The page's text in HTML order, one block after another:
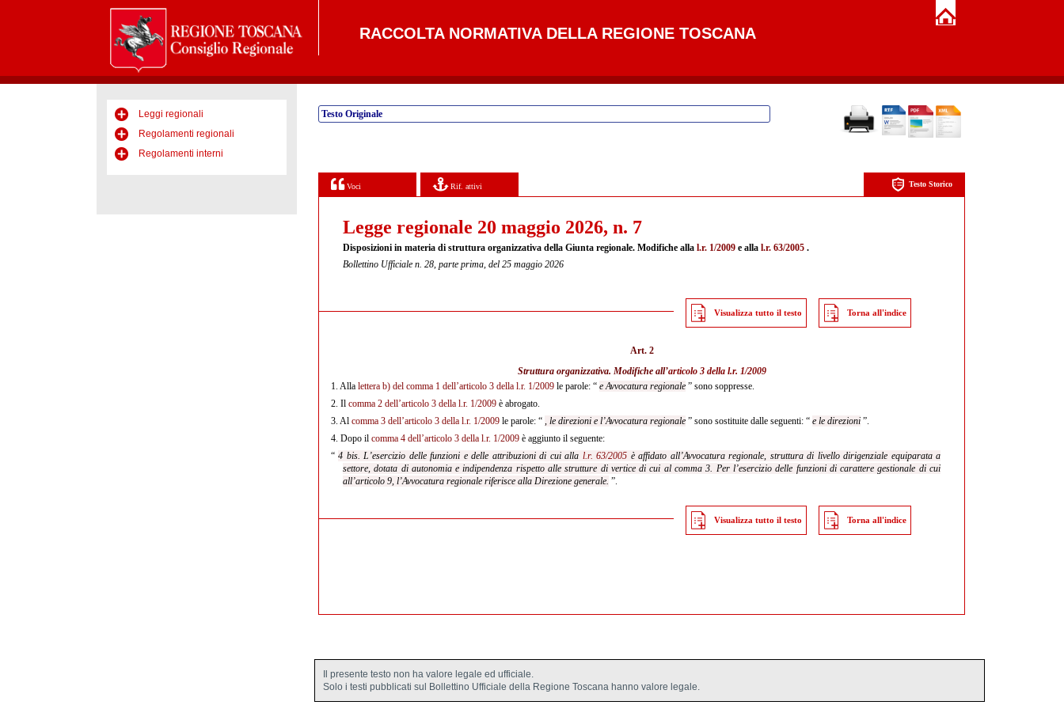
RACCOLTA NORMATIVA DELLA REGIONE TOSCANA
Leggi regionali
Regolamenti regionali
Regolamenti interni
Testo Originale
Voci Rif. attivi Testo Storico
Legge regionale 20 maggio 2026, n. 7
Disposizioni in materia di struttura organizzativa della Giunta regionale. Modifiche alla l.r. 1/2009 e alla l.r. 63/2005 .
Bollettino Ufficiale n. 28, parte prima, del 25 maggio 2026
Visualizza tutto il testo Torna all'indice
Art. 2
Struttura organizzativa. Modifiche all’articolo 3 della l.r. 1/2009
1. Alla lettera b) del comma 1 dell’articolo 3 della l.r. 1/2009 le parole: “ e Avvocatura regionale ” sono soppresse.
2. Il comma 2 dell’articolo 3 della l.r. 1/2009 è abrogato.
3. Al comma 3 dell’articolo 3 della l.r. 1/2009 le parole: “ , le direzioni e l’Avvocatura regionale ” sono sostituite dalle seguenti: “ e le direzioni ”.
4. Dopo il comma 4 dell’articolo 3 della l.r. 1/2009 è aggiunto il seguente:
“4 bis. L’esercizio delle funzioni e delle attribuzioni di cui alla l.r. 63/2005 è affidato all’Avvocatura regionale, struttura di livello dirigenziale equiparata a
settore, dotata di autonomia e indipendenza rispetto alle strutture di vertice di cui al comma 3. Per l’esercizio delle funzioni di carattere gestionale di cui
all’articolo 9, l’Avvocatura regionale riferisce alla Direzione generale. ”.
Visualizza tutto il testo Torna all'indice
Il presente testo non ha valore legale ed ufficiale.
Solo i testi pubblicati sul Bollettino Ufficiale della Regione Toscana hanno valore legale.